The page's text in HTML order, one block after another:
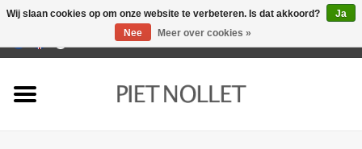
Wij slaan cookies op om onze website te verbeteren. Is dat akkoord?
Ja
Nee
Meer over cookies »